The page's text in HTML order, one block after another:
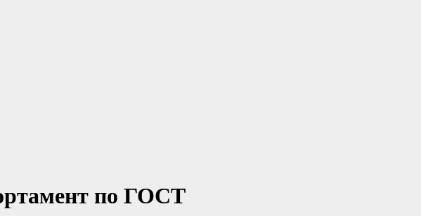
по ГОСТ